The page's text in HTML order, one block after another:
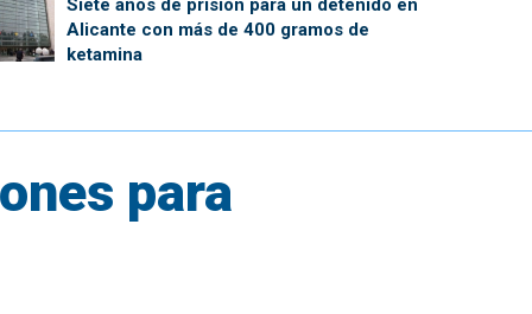
Siete años de prisión para un detenido en
Alicante con más de 400 gramos de
ketamina
para